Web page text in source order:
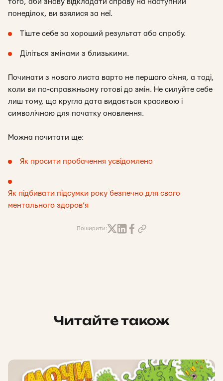
того, аби знову відкладати справу на наступний
понеділок, ви взялися за неї.
Тіште себе за хороший результат або спробу.
Діліться змінами з близькими.
Починати з нового листа варто не першого січня, а тоді,
коли ви по-справжньому готові до змін. Не силуйте себе
лиш тому, що кругла дата видається красивою і
символічною для початку оновлення.
Можна почитати ще:
Як просити пробачення усвідомлено
Як підбивати підсумки року безпечно для свого
ментального здоров’я
Поширити:
Читайте також